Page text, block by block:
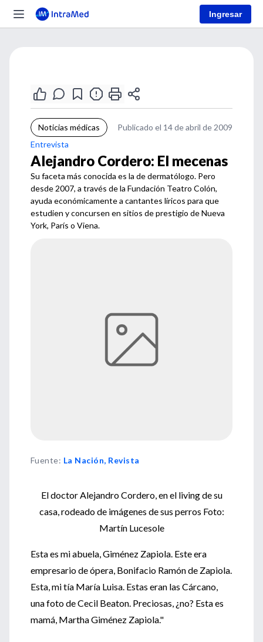
Ingresar
Noticias médicas
Publicado el 14 de abril de 2009
Entrevista
Alejandro Cordero: El mecenas
Su faceta más conocida es la de dermatólogo. Pero
desde 2007, a través de la Fundación Teatro Colón,
ayuda económicamente a cantantes líricos para que
estudien y concursen en sitios de prestigio de Nueva
York, París o Viena.
Fuente: La Nación, Revista
El doctor Alejandro Cordero, en el living de su
casa, rodeado de imágenes de sus perros Foto:
Martín Lucesole
Esta es mi abuela, Giménez Zapiola. Este era
empresario de ópera, Bonifacio Ramón de Zapiola.
Esta, mi tía María Luisa. Estas eran las Cárcano,
una foto de Cecil Beaton. Preciosas, ¿no? Esta es
mamá, Martha Giménez Zapiola."